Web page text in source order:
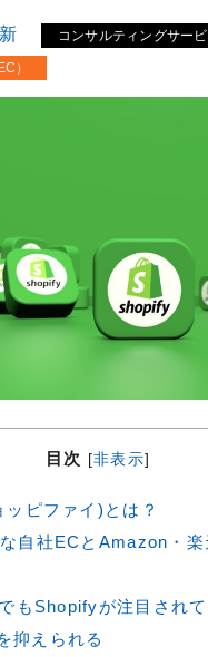
コンサルティングサー
）
目次 [非表示]
ピファイ)とは？
自社ECとAmazon・楽
もShopifyが注目され
抑えられる